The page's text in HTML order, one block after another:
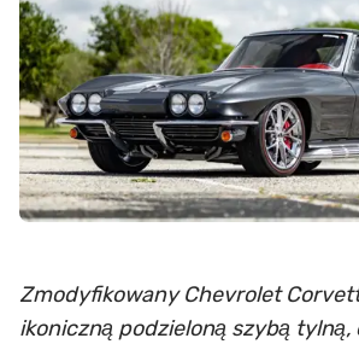
Zmodyfikowany Chevrolet
ikoniczną podzieloną szybą tylną,